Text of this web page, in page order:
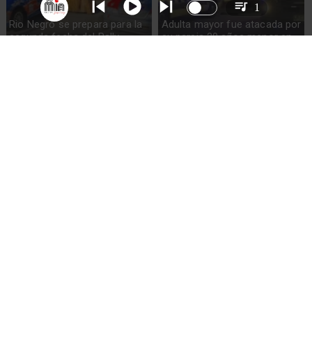
Rio Negro se prepara para la
segunda fecha del Rally
Adulta mayor fue atacada por
su pareja 20 años menor en
1